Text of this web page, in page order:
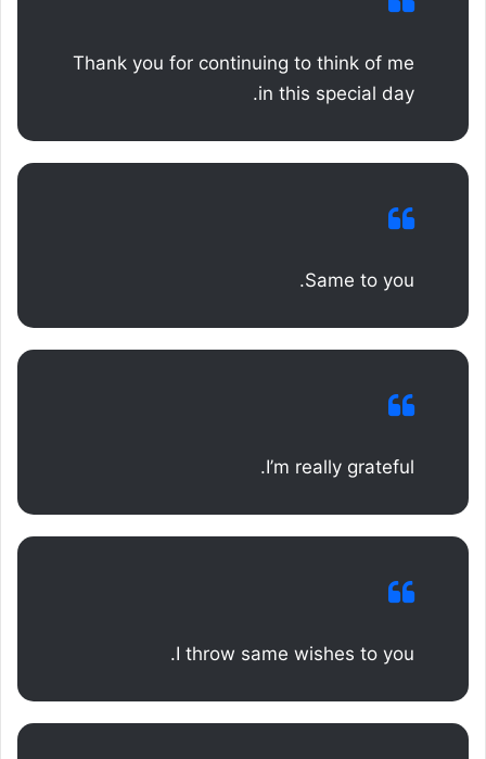
Thank you for continuing to think of me
in this special day.
Same to you.
I’m really grateful.
I throw same wishes to you.